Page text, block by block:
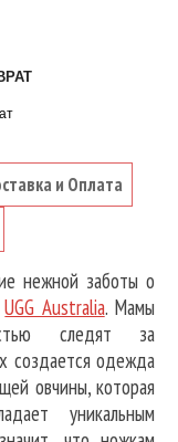
и Оплата
нежной заботы о
UGG Australia. Мамы
следят за
создается одежда
овчины, которая
уникальным